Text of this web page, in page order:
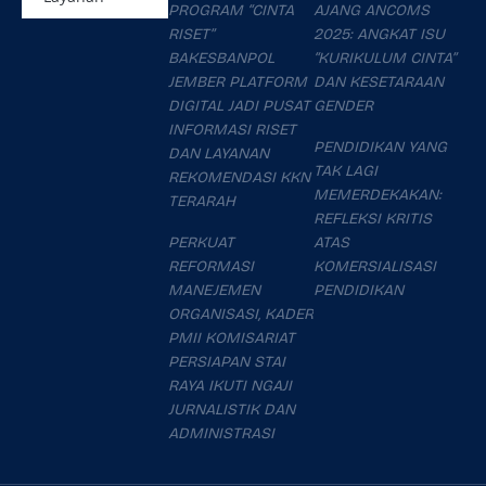
PROGRAM “CINTA
RISET”
BAKESBANPOL
JEMBER PLATFORM
DIGITAL JADI PUSAT
INFORMASI RISET
DAN LAYANAN
REKOMENDASI KKN
TERARAH
PERKUAT
REFORMASI
MANEJEMEN
ORGANISASI, KADER
PMII KOMISARIAT
PERSIAPAN STAI
RAYA IKUTI NGAJI
JURNALISTIK DAN
ADMINISTRASI
AJANG ANCOMS
2025: ANGKAT ISU
“KURIKULUM CINTA”
DAN KESETARAAN
GENDER
PENDIDIKAN YANG
TAK LAGI
MEMERDEKAKAN:
REFLEKSI KRITIS
ATAS
KOMERSIALISASI
PENDIDIKAN